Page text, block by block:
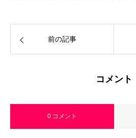
前の記事
コメント
0 コメント